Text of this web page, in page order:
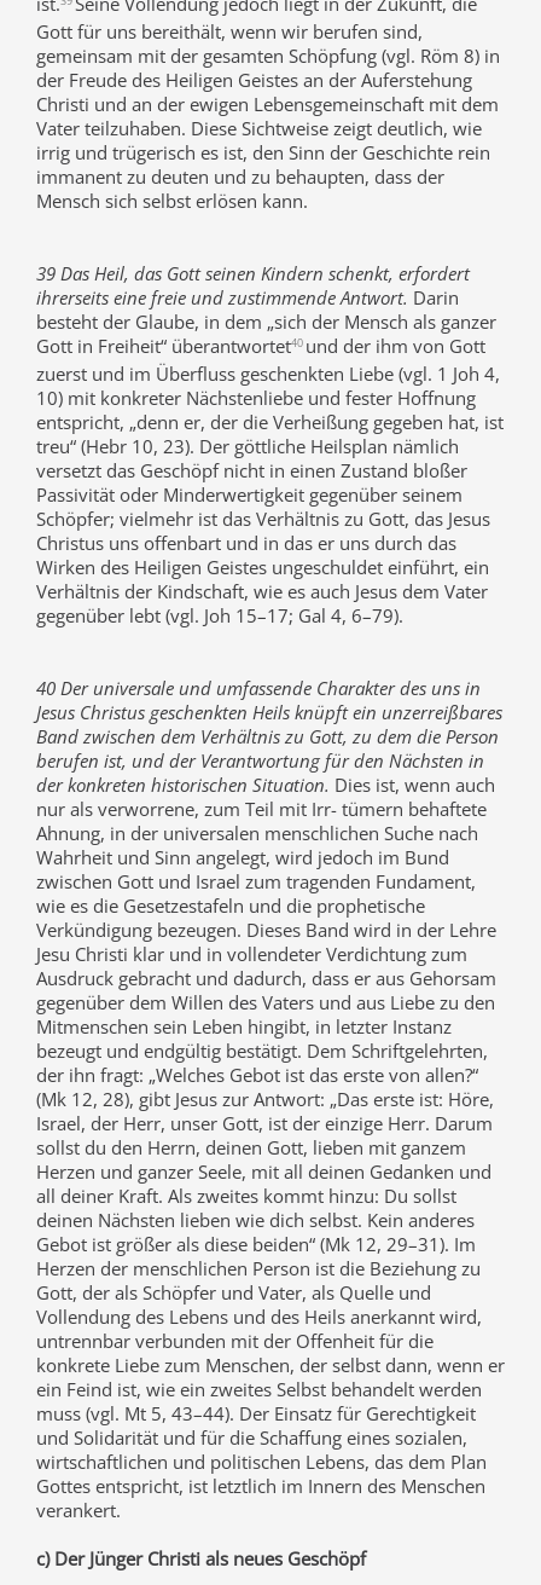
Gott für uns bereithält, wenn wir berufen sind,
gemeinsam mit der gesamten Schöpfung (vgl. Röm 8) in
der Freude des Heiligen Geistes an der Auferstehung
Christi und an der ewigen Lebensgemeinschaft mit dem
Vater teilzuhaben. Diese Sichtweise zeigt deutlich, wie
irrig und trügerisch es ist, den Sinn der Geschichte rein
immanent zu deuten und zu behaupten, dass der
Mensch sich selbst erlösen kann.
39 Das Heil, das Gott seinen Kindern schenkt, erfordert
ihrerseits eine freie und zustimmende Antwort. Darin
besteht der Glaube, in dem „sich der Mensch als ganzer
Gott in Freiheit“ überantwortet40 und der ihm von Gott
zuerst und im Überfluss geschenkten Liebe (vgl. 1 Joh 4,
10) mit konkreter Nächstenliebe und fester Hoffnung
entspricht, „denn er, der die Verheißung gegeben hat, ist
treu“ (Hebr 10, 23). Der göttliche Heilsplan nämlich
versetzt das Geschöpf nicht in einen Zustand bloßer
Passivität oder Minderwertigkeit gegenüber seinem
Schöpfer; vielmehr ist das Verhältnis zu Gott, das Jesus
Christus uns offenbart und in das er uns durch das
Wirken des Heiligen Geistes ungeschuldet einführt, ein
Verhältnis der Kindschaft, wie es auch Jesus dem Vater
gegenüber lebt (vgl. Joh 15–17; Gal 4, 6–79).
40 Der universale und umfassende Charakter des uns in
Jesus Christus geschenkten Heils knüpft ein unzerreißbares
Band zwischen dem Verhältnis zu Gott, zu dem die Person
berufen ist, und der Verantwortung für den Nächsten in
der konkreten historischen Situation. Dies ist, wenn auch
nur als verworrene, zum Teil mit Irr- tümern behaftete
Ahnung, in der universalen menschlichen Suche nach
Wahrheit und Sinn angelegt, wird jedoch im Bund
zwischen Gott und Israel zum tragenden Fundament,
wie es die Gesetzestafeln und die prophetische
Verkündigung bezeugen. Dieses Band wird in der Lehre
Jesu Christi klar und in vollendeter Verdichtung zum
Ausdruck gebracht und dadurch, dass er aus Gehorsam
gegenüber dem Willen des Vaters und aus Liebe zu den
Mitmenschen sein Leben hingibt, in letzter Instanz
bezeugt und endgültig bestätigt. Dem Schriftgelehrten,
der ihn fragt: „Welches Gebot ist das erste von allen?“
(Mk 12, 28), gibt Jesus zur Antwort: „Das erste ist: Höre,
Israel, der Herr, unser Gott, ist der einzige Herr. Darum
sollst du den Herrn, deinen Gott, lieben mit ganzem
Herzen und ganzer Seele, mit all deinen Gedanken und
all deiner Kraft. Als zweites kommt hinzu: Du sollst
deinen Nächsten lieben wie dich selbst. Kein anderes
Gebot ist größer als diese beiden“ (Mk 12, 29–31). Im
Herzen der menschlichen Person ist die Beziehung zu
Gott, der als Schöpfer und Vater, als Quelle und
Vollendung des Lebens und des Heils anerkannt wird,
untrennbar verbunden mit der Offenheit für die
konkrete Liebe zum Menschen, der selbst dann, wenn er
ein Feind ist, wie ein zweites Selbst behandelt werden
muss (vgl. Mt 5, 43–44). Der Einsatz für Gerechtigkeit
und Solidarität und für die Schaffung eines sozialen,
wirtschaftlichen und politischen Lebens, das dem Plan
Gottes entspricht, ist letztlich im Innern des Menschen
verankert.
c) Der Jünger Christi als neues Geschöpf